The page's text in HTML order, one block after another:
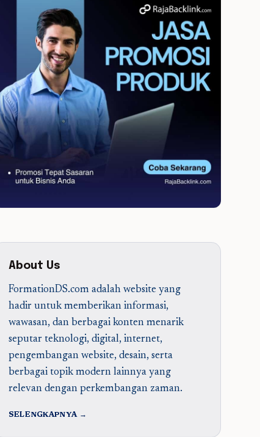
About Us
FormationDS.com adalah website yang
hadir untuk memberikan informasi,
wawasan, dan berbagai konten menarik
seputar teknologi, digital, internet,
pengembangan website, desain, serta
berbagai topik modern lainnya yang
relevan dengan perkembangan zaman.
SELENGKAPNYA →